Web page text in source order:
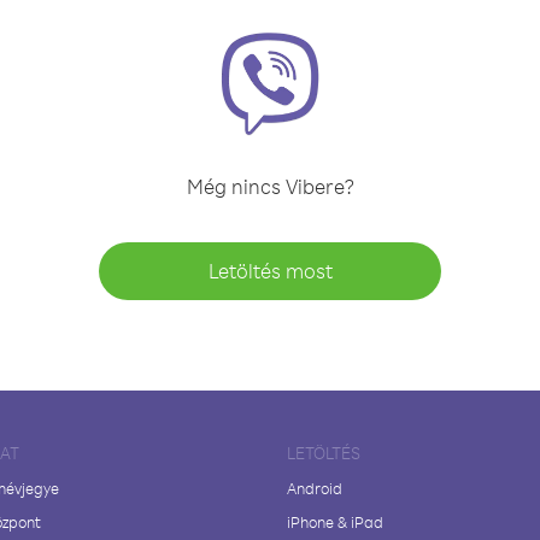
Még nincs Vibere?
Letöltés most
LETÖLTÉS
Android
iPhone & iPad